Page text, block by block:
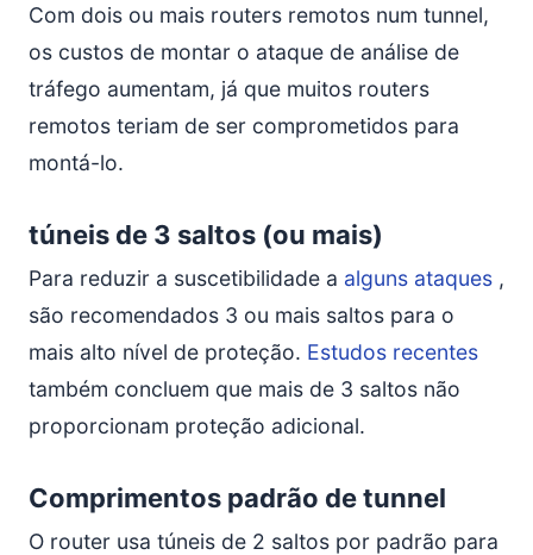
Com dois ou mais routers remotos num tunnel,
os custos de montar o ataque de análise de
tráfego aumentam, já que muitos routers
remotos teriam de ser comprometidos para
montá-lo.
túneis de 3 saltos (ou mais)
Para reduzir a suscetibilidade a alguns ataques ,
são recomendados 3 ou mais saltos para o
mais alto nível de proteção. Estudos recentes
também concluem que mais de 3 saltos não
proporcionam proteção adicional.
Comprimentos padrão de tunnel
O router usa túneis de 2 saltos por padrão para